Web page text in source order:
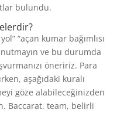
bulundu.
“açan kumar bağımlısı
ve bu durumda
öneririz. Para
aşağıdaki kuralı
göze alabileceğinizden
Baccarat. team, belirli